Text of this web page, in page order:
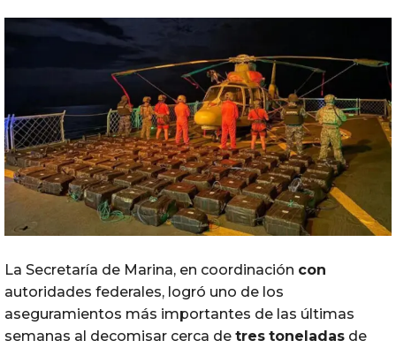
La Secretaría de Marina, en coordinación con
autoridades federales, logró uno de los
aseguramientos más importantes de las últimas
semanas al decomisar cerca de tres toneladas de